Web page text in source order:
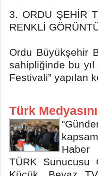
3. ORDU ŞEHİR
RENKLİ
Ordu Büyükşehir
sahipliğinde bu yıl
Festivali” yapılan
Türk
Haber
TÜRK Sunucusu